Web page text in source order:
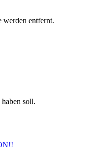
werden entfernt.
soll.